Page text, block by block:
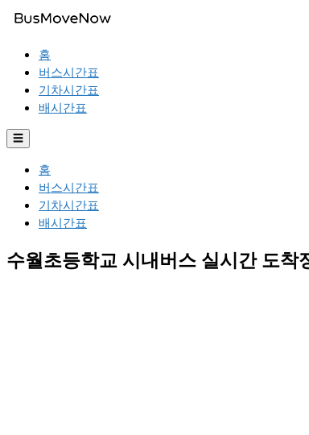
홈
버스시간표
기차시간표
배시간표
☰
홈
버스시간표
기차시간표
배시간표
수월초등학교 시내버스 실시간 도착